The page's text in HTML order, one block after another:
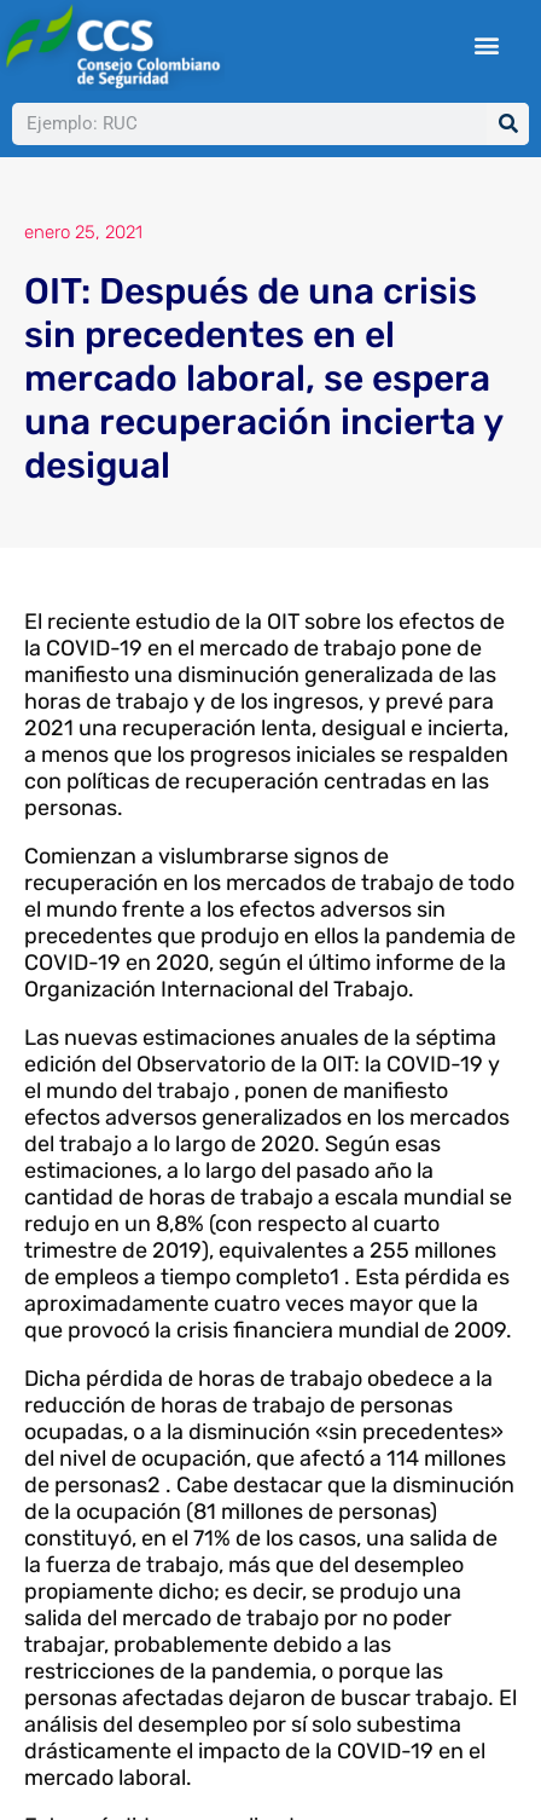
al
contenido
Buscar
enero 25, 2021
OIT: Después de una crisis
sin precedentes en el
mercado laboral, se espera
una recuperación incierta y
desigual
El reciente estudio de la OIT sobre los efectos de
la COVID-19 en el mercado de trabajo pone de
manifiesto una disminución generalizada de las
horas de trabajo y de los ingresos, y prevé para
2021 una recuperación lenta, desigual e incierta,
a menos que los progresos iniciales se respalden
con políticas de recuperación centradas en las
personas.
Comienzan a vislumbrarse signos de
recuperación en los mercados de trabajo de todo
el mundo frente a los efectos adversos sin
precedentes que produjo en ellos la pandemia de
COVID-19 en 2020, según el último informe de la
Organización Internacional del Trabajo.
Las nuevas estimaciones anuales de la séptima
edición del Observatorio de la OIT: la COVID-19 y
el mundo del trabajo , ponen de manifiesto
efectos adversos generalizados en los mercados
del trabajo a lo largo de 2020. Según esas
estimaciones, a lo largo del pasado año la
cantidad de horas de trabajo a escala mundial se
redujo en un 8,8% (con respecto al cuarto
trimestre de 2019), equivalentes a 255 millones
de empleos a tiempo completo1 . Esta pérdida es
aproximadamente cuatro veces mayor que la
que provocó la crisis financiera mundial de 2009.
Dicha pérdida de horas de trabajo obedece a la
reducción de horas de trabajo de personas
ocupadas, o a la disminución «sin precedentes»
del nivel de ocupación, que afectó a 114 millones
de personas2 . Cabe destacar que la disminución
de la ocupación (81 millones de personas)
constituyó, en el 71% de los casos, una salida de
la fuerza de trabajo, más que del desempleo
propiamente dicho; es decir, se produjo una
salida del mercado de trabajo por no poder
trabajar, probablemente debido a las
restricciones de la pandemia, o porque las
personas afectadas dejaron de buscar trabajo. El
análisis del desempleo por sí solo subestima
drásticamente el impacto de la COVID-19 en el
mercado laboral.